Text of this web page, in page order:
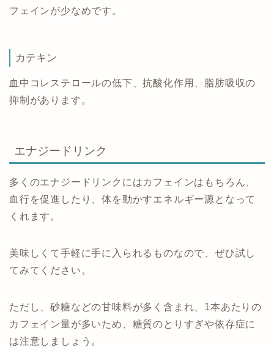
フェインが少なめです。
カテキン
血中コレステロールの低下、抗酸化作用、脂肪吸収の
抑制があります。
エナジードリンク
多くのエナジードリンクにはカフェインはもちろん、
血行を促進したり、体を動かすエネルギー源となって
くれます。
美味しくて手軽に手に入られるものなので、ぜひ試し
てみてください。
ただし、砂糖などの甘味料が多く含まれ、1本あたりの
カフェイン量が多いため、糖質のとりすぎや依存症に
は注意しましょう。